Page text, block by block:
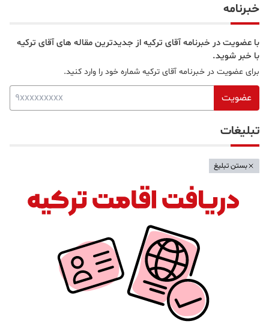
خبرنامه
با عضویت در خبرنامه آقای ترکیه از جدیدترین مقاله های آقای ترکیه
با خبر شوید.
برای عضویت در خبرنامه آقای ترکیه شماره خود را وارد کنید.
عضویت
تبلیغات
بستن تبلیغ